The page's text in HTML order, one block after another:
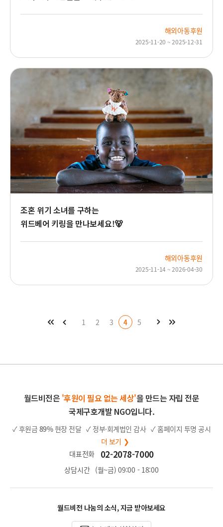
해외아동후원
2025-11-20 ~ 2025-12-31
조혼 위기 소녀를 구하는
위드베어 키링을 만나보세요!🐻
해외아동후원
2025-11-14 ~ 2026-04-30
처
지
이
1 2 3 4 5 다
지
마
지
월드비전은 '후원이 필요 없는 세상'을 만드는 자립 전문
국제구호개발 NGO입니다.
✓ 후원금 89%현장 전달 ✓ 정부·회계법인 감사 ✓ 홈페이지 투명 공시
더 보기 ❯
대표전화
02-2078-7000
상담시간 (월~금) 09:00 - 18:00
월드비전 나눔의 소식, 지금 받아보세요